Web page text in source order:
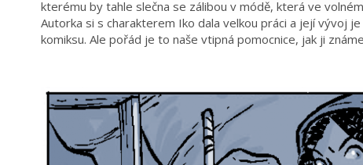
kterému by tahle slečna se zálibou v módě, která ve
Autorka si s charakterem Iko dala velkou práci a její vývoj
komiksu. Ale pořád je to naše vtipná pomocnice, jak ji